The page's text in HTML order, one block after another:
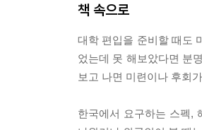
에필로그; 레이첼은 아직도
책 속으로
대학 편입을 준비할 때도
었는데 못 해보았다면 분
보고 나면 미련이나 후회
한국에서 요구하는 스펙,